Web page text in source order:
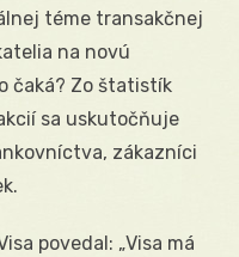
téme transakčnej
na novú
čaká? Zo štatistík
sa uskutočňuje
zákazníci
povedal: „Visa má